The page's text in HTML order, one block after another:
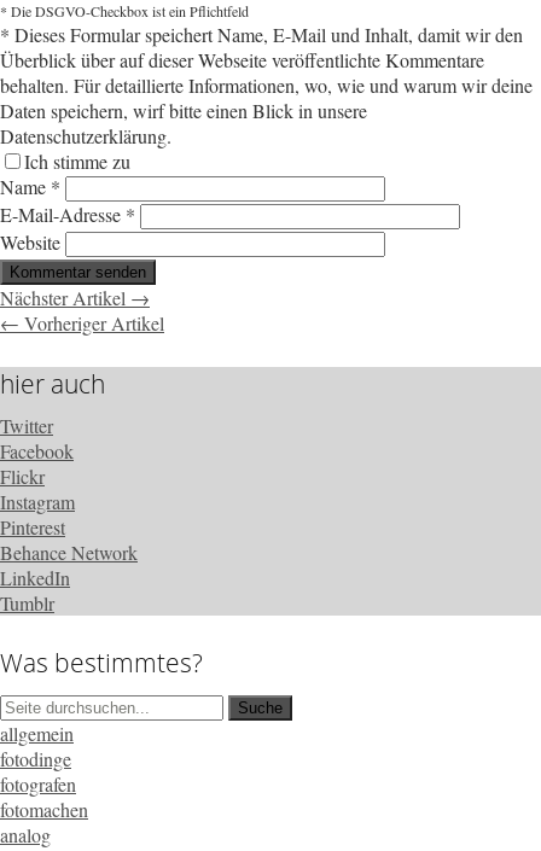
* Die DSGVO-Checkbox ist ein Pflichtfeld
* Dieses Formular speichert Name, E-Mail und Inhalt, damit wir den
Überblick über auf dieser Webseite veröffentlichte Kommentare
behalten. Für detaillierte Informationen, wo, wie und warum wir deine
Daten speichern, wirf bitte einen Blick in unsere
Datenschutzerklärung.
Ich stimme zu
Name *
E-Mail-Adresse *
Website
Nächster Artikel →
← Vorheriger Artikel
hier auch
Twitter
Facebook
Flickr
Instagram
Pinterest
Behance Network
LinkedIn
Tumblr
Was bestimmtes?
allgemein
fotodinge
fotografen
fotomachen
analog